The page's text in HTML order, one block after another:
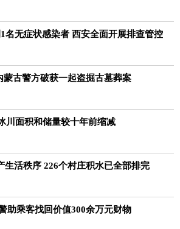
名无症状感染者 西安全面开展排查管控
蒙古警方破获一起盗掘古墓葬案
川面积和储量较十年前缩减
生活秩序 226个村庄积水已全部排完
助乘客找回价值300余万元财物